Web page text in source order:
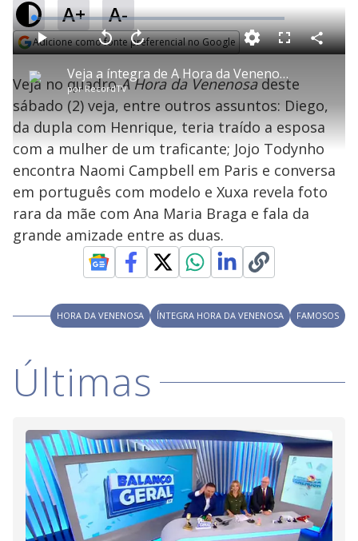
A+ A-
Adicione como fonte preferencial no Google
P
l
a
y
V
i
d
e
o
Veja a íntegra de A Hora da Venenosa deste sábado (2)
por RecordTV
P V
l
a
r
1
0
s
n
s
A
n
ç
a
1
s
e
u
n
d
s
M
u
L
o
a
d
e
:
0
.
9
1
%
F
l
s
c
r
e
n
C
o
i
l
a
Veja no quadroA Hora da Venenosadeste
sábado (2) veja, entre outros assuntos: Diego,
da dupla com Henrique, teria traído a esposa
com a mulher de um traficante; Jojo Todynho
encontra Naomi Campbell em Paris e conversa
em português com modelo e Xuxa revela foto
rara da mãe com Ana Maria Braga e fala da
grande amizade entre as duas.
HORA DA VENENOSA ÍNTEGRA HORA DA VENENOSA FAMOSOS
Últimas